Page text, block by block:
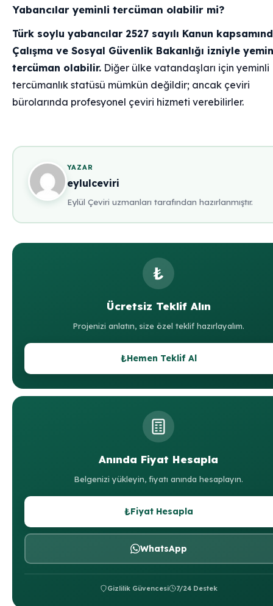
Yabancılar yeminli tercüman olabilir mi?
Türk soylu yabancılar 2527 sayılı Kanun
Çalışma ve Sosyal Güvenlik Bakanlığı izniyle
tercüman olabilir. Diğer ülke vatandaşları için yeminli
tercümanlık statüsü mümkün değildir; ancak çeviri
bürolarında profesyonel çeviri hizmeti verebilirler.
YAZAR
eylulceviri
Eylül Çeviri uzmanları tarafından hazırlanmıştır.
₺
Ücretsiz Teklif Alın
Projenizi anlatın, size özel teklif hazırlayalım.
₺Hemen Teklif Al
Anında Fiyat Hesapla
Belgenizi yükleyin, fiyatı anında hesaplayın.
₺Fiyat Hesapla
WhatsApp
Gizlilik Güvencesi 7/24 Destek